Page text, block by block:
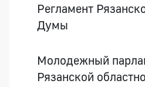
Регламент
Думы
Молодежный
Рязанской